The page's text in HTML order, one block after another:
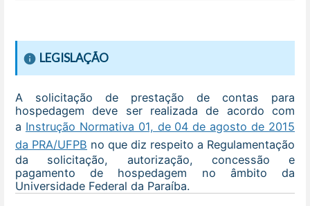
LEGISLAÇÃO
A solicitação de prestação de contas para
hospedagem deve ser realizada de acordo com
a Instrução Normativa 01, de 04 de agosto de 2015
da PRA/UFPB no que diz respeito a Regulamentação
da solicitação, autorização, concessão e
pagamento de hospedagem no âmbito da
Universidade Federal da Paraíba.